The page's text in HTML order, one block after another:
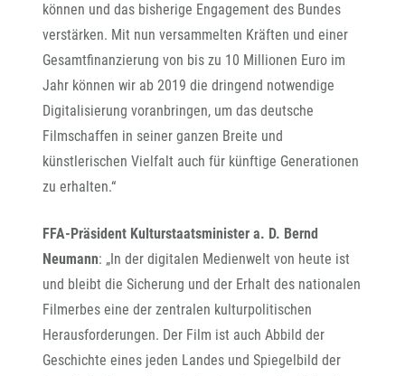
können und das bisherige Engagement des Bundes
verstärken. Mit nun versammelten Kräften und einer
Gesamtfinanzierung von bis zu 10 Millionen Euro im
Jahr können wir ab 2019 die dringend notwendige
Digitalisierung voranbringen, um das deutsche
Filmschaffen in seiner ganzen Breite und
künstlerischen Vielfalt auch für künftige Generationen
zu erhalten.“
FFA-Präsident Kulturstaatsminister a. D. Bernd
Neumann: „In der digitalen Medienwelt von heute ist
und bleibt die Sicherung und der Erhalt des nationalen
Filmerbes eine der zentralen kulturpolitischen
Herausforderungen. Der Film ist auch Abbild der
Geschichte eines jeden Landes und Spiegelbild der